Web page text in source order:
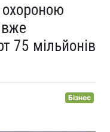
75 мільйонів
Бізнес